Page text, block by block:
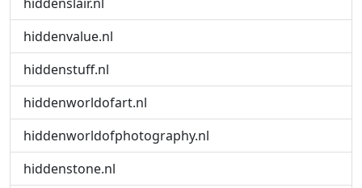
hiddenvalue.nl
hiddenstuff.nl
hiddenworldofart.nl
hiddenworldofphotography.nl
hiddenstone.nl